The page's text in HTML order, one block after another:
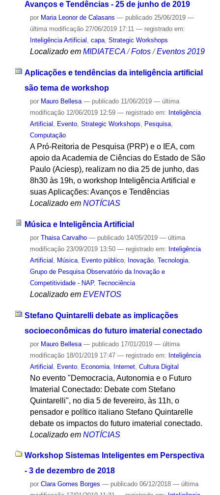
Avanços e Tendências - 25 de junho de 2019
por Maria Leonor de Calasans — publicado25/06/2019 —
última modificação27/06/2019 17:11 — registrado em:
Inteligência Artificial , capa, Strategic Workshops
Localizado em MIDIATECA /Fotos /Eventos 2019
Aplicações e tendências da inteligência artificial
são tema de workshop
por Mauro Bellesa — publicado11/06/2019 — última
modificação12/06/2019 12:59 — registrado em: Inteligência
Artificial , Evento, Strategic Workshops, Pesquisa,
Computação
A Pró-Reitoria de Pesquisa (PRP) e o IEA, com
apoio da Academia de Ciências do Estado de São
Paulo (Aciesp), realizam no dia 25 de junho, das
8h30 às 19h, o workshop Inteligência Artificial e
suas Aplicações: Avanços e Tendências
Localizado em NOTÍCIAS
Música e Inteligência Artificial
por Thaisa Carvalho — publicado14/05/2019 — última
modificação23/09/2019 13:50 — registrado em: Inteligência
Artificial
Música, Evento público, Inovação, Tecnologia,
Grupo de Pesquisa Observatório da Inovação e
Competitividade - NAP, Tecnociência
Localizado em EVENTOS
Stefano Quintarelli debate as implicações
socioeconômicas do futuro imaterial conectado
por Mauro Bellesa — publicado17/01/2019 — última
modificação18/01/2019 17:47 — registrado em: Inteligência
Artificial
Evento, Economia, Internet, Cultura Digital
No evento "Democracia, Autonomia e o Futuro
Imaterial Conectado: Debate com Stefano
Quintarelli", no dia 5 de fevereiro, às 11h, o
pensador e político italiano Stefano Quintarelle
debate os impactos do futuro imaterial conectado.
Localizado em NOTÍCIAS
Workshop Sistemas Inteligentes em Perspectiva
- 3 de dezembro de 2018
por Clara Gomes Borges — publicado06/12/2018 — última